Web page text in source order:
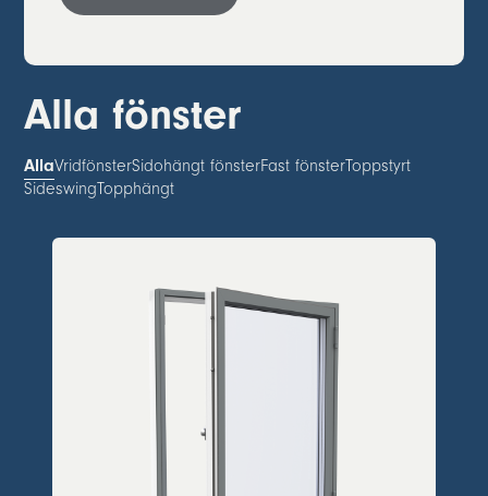
Alla fönster
AllaVridfönsterSidohängt fönsterFast fönsterToppstyrt
SideswingTopphängt